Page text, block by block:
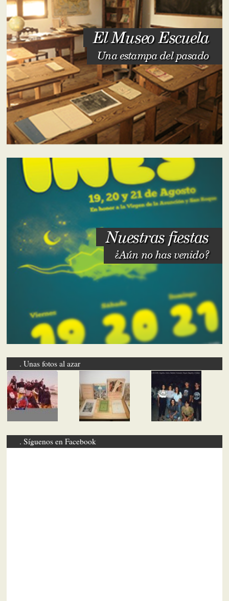
El Museo Escuela
Una estampa del pasado
Nuestras fiestas
¿Aún no has venido?
Unas fotos al azar
Síguenos en Facebook